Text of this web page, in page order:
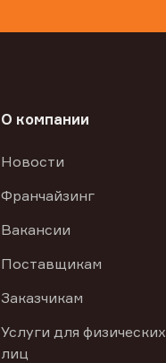
О компании
Новости
Франчайзинг
Вакансии
Поставщикам
Заказчикам
Услуги для физических
лиц